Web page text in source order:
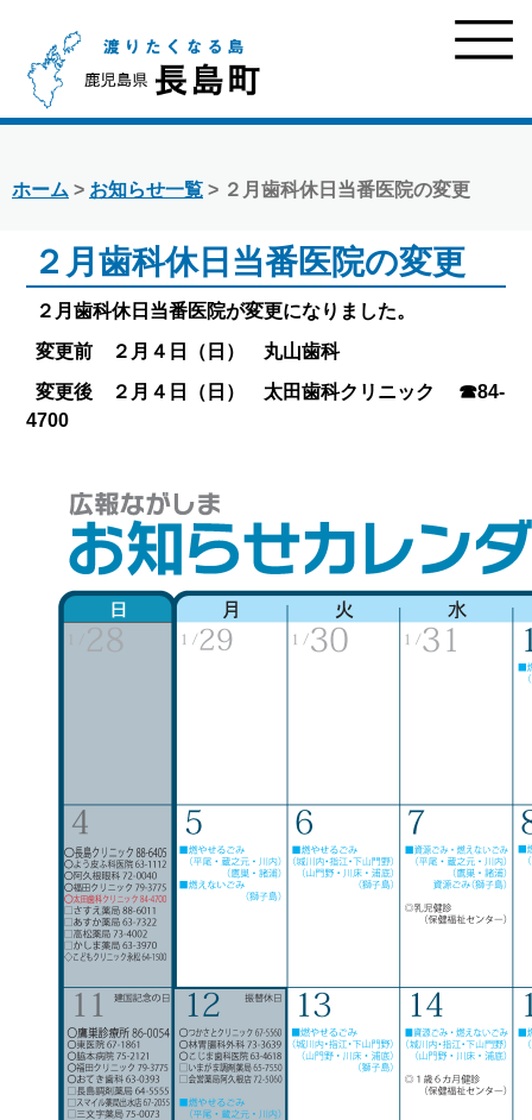
ホーム > お知らせ一覧 > ２月歯科休日当番医院の変更
２月歯科休日当番医院の変更
２月歯科休日当番医院が変更になりました。
変更前 ２月４日（日） 丸山歯科
変更後 ２月４日（日） 太田歯科クリニック ☎84-
4700